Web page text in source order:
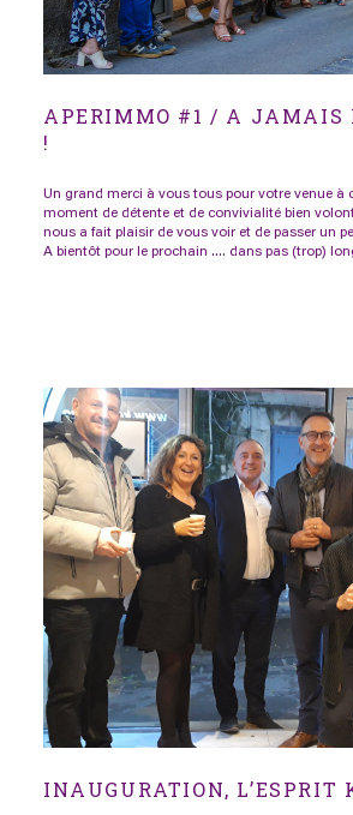
APERIMMO #1 / A JAMAIS
!
Un grand merci à vous tous pour votre venue à
moment de détente et de convivialité bien
nous a fait plaisir de vous voir et de passer un
A bientôt pour le prochain .... dans pas (trop)
INAUGURATION, L’ESPRIT